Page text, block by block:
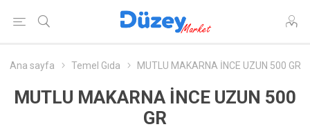
Ana sayfa Temel Gıda MUTLU MAKARNA İNCE UZUN 500 GR
MUTLU MAKARNA İNCE UZUN 500
GR